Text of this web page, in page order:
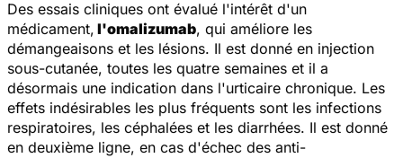
Des essais cliniques ont évalué l'intérêt d'un
médicament, l'omalizumab, qui améliore les
démangeaisons et les lésions. Il est donné en injection
sous-cutanée, toutes les quatre semaines et il a
désormais une indication dans l'urticaire chronique. Les
effets indésirables les plus fréquents sont les infections
respiratoires, les céphalées et les diarrhées. Il est donné
en deuxième ligne, en cas d'échec des anti-